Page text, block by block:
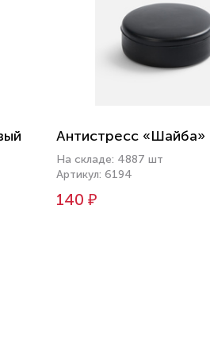
Антистресс «Шайба»
На складе: 4887 шт
Артикул: 6194
140 ₽